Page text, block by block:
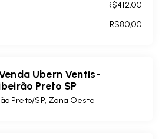
R$412,00
R$80,00
Ubern Ventis-
Preto SP
Preto/SP, Zona Oeste